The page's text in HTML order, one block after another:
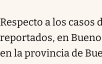
Respecto a los
reportados, en
en la provincia de